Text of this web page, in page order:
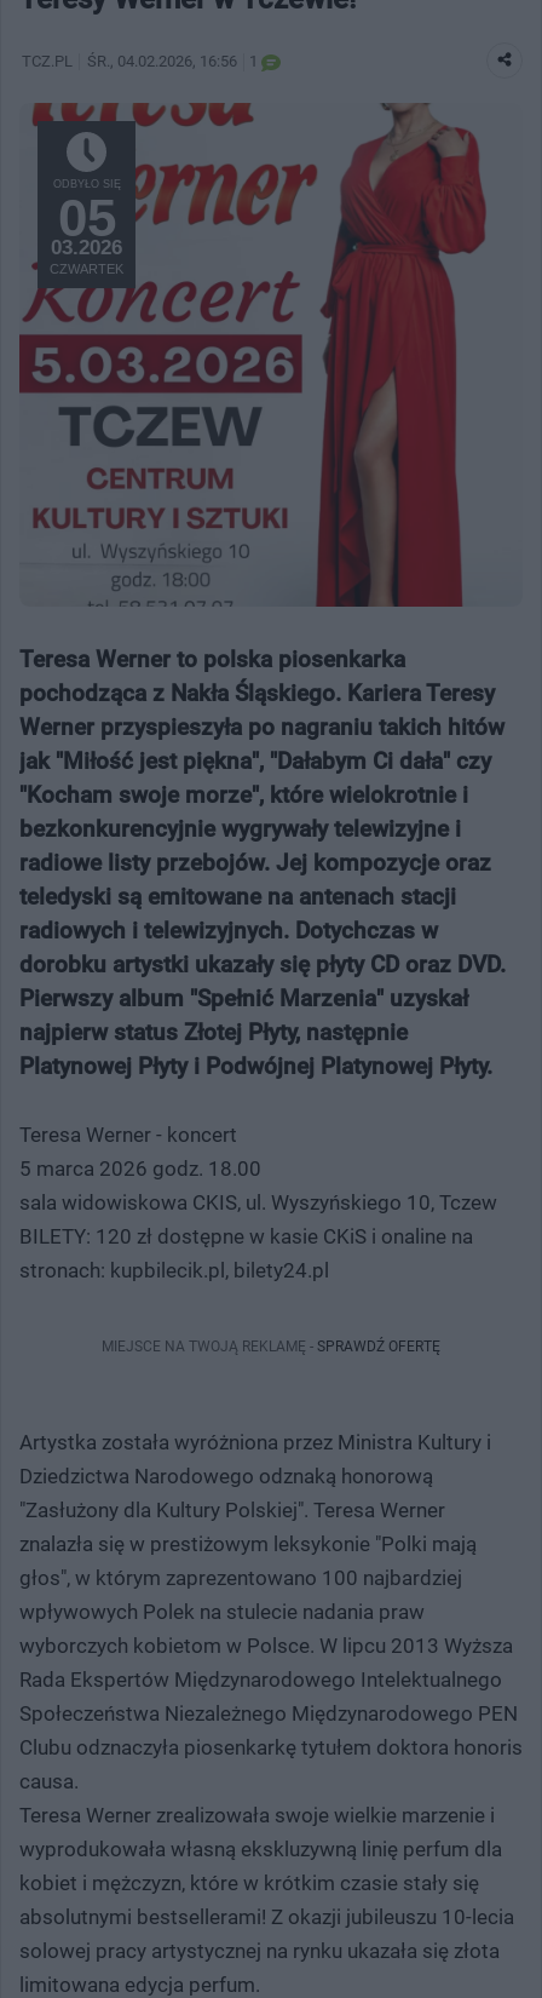
TCZ.PL ŚR. , 04.02.2026, 16:56 1
ODBYŁO SIĘ
05
03.2026
CZWARTEK
Teresa Werner to polska piosenkarka
pochodząca z Nakła Śląskiego. Kariera Teresy
Werner przyspieszyła po nagraniu takich hitów
jak "Miłość jest piękna", "Dałabym Ci dała" czy
"Kocham swoje morze", które wielokrotnie i
bezkonkurencyjnie wygrywały telewizyjne i
radiowe listy przebojów. Jej kompozycje oraz
teledyski są emitowane na antenach stacji
radiowych i telewizyjnych. Dotychczas w
dorobku artystki ukazały się płyty CD oraz DVD.
Pierwszy album "Spełnić Marzenia" uzyskał
najpierw status Złotej Płyty, następnie
Platynowej Płyty i Podwójnej Platynowej Płyty.
Teresa Werner - koncert
5 marca 2026 godz. 18.00
sala widowiskowa CKIS, ul. Wyszyńskiego 10, Tczew
BILETY: 120 zł dostępne w kasie CKiS i onaline na
stronach: kupbilecik.pl, bilety24.pl
MIEJSCE NA TWOJĄ REKLAMĘ - SPRAWDŹ OFERTĘ
Artystka została wyróżniona przez Ministra Kultury i
Dziedzictwa Narodowego odznaką honorową
"Zasłużony dla Kultury Polskiej". Teresa Werner
znalazła się w prestiżowym leksykonie "Polki mają
głos", w którym zaprezentowano 100 najbardziej
wpływowych Polek na stulecie nadania praw
wyborczych kobietom w Polsce. W lipcu 2013 Wyższa
Rada Ekspertów Międzynarodowego Intelektualnego
Społeczeństwa Niezależnego Międzynarodowego PEN
Clubu odznaczyła piosenkarkę tytułem doktora honoris
causa.
Teresa Werner zrealizowała swoje wielkie marzenie i
wyprodukowała własną ekskluzywną linię perfum dla
kobiet i mężczyzn, które w krótkim czasie stały się
absolutnymi bestsellerami! Z okazji jubileuszu 10-lecia
solowej pracy artystycznej na rynku ukazała się złota
limitowana edycja perfum.